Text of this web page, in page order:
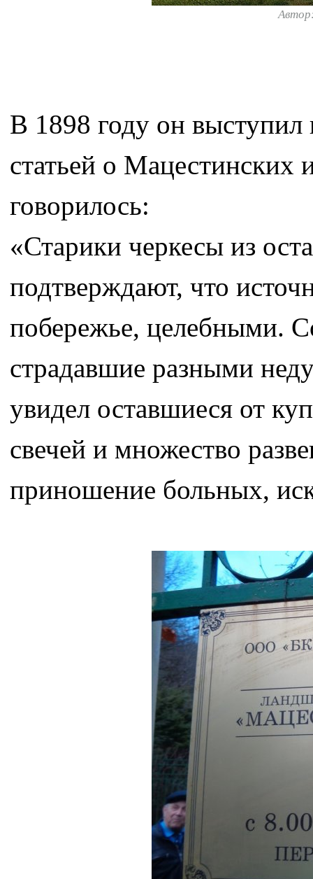
В 1898 году он выступил
статьей о Мацестинских
говорилось:
«Старики черкесы из
подтверждают, что
побережье, целебными.
страдавшие разными
увидел оставшиеся от
свечей и множество
приношение больных,